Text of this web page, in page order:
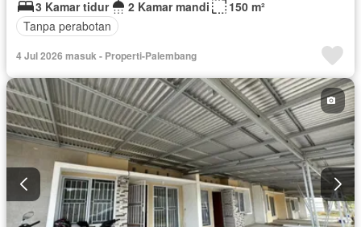
3 Kamar tidur
2 Kamar mandi
150 m²
Tanpa perabotan
4 Jul 2026 masuk - Properti-Palembang